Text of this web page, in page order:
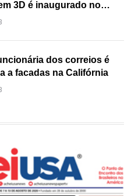
3D é inaugurado no
dos correios é
a facadas na Califórnia